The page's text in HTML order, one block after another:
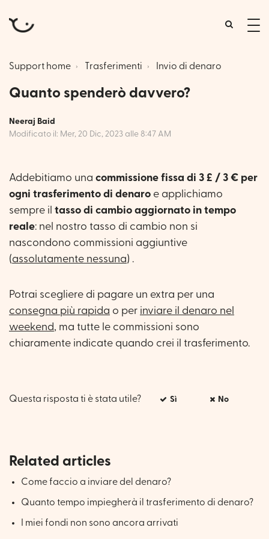
Support home Trasferimenti Invio di denaro
Quanto spenderò davvero?
Neeraj Baid
Modificato il: Mer, 20 Dic, 2023 alle 8:47 AM
Addebitiamo una commissione fissa di 3 £ / 3 € per
ogni trasferimento di denaro e applichiamo
sempre il tasso di cambio aggiornato in tempo
reale: nel nostro tasso di cambio non si
nascondono commissioni aggiuntive
(assolutamente nessuna) .
Potrai scegliere di pagare un extra per una
consegna più rapida o per inviare il denaro nel
weekend, ma tutte le commissioni sono
chiaramente indicate quando crei il trasferimento.
Questa risposta ti è stata utile? Sì No
Related articles
Come faccio a inviare del denaro?
Quanto tempo impiegherà il trasferimento di denaro?
I miei fondi non sono ancora arrivati